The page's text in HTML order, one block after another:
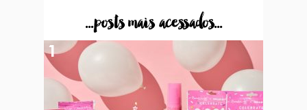
...posts mais acessados...
1